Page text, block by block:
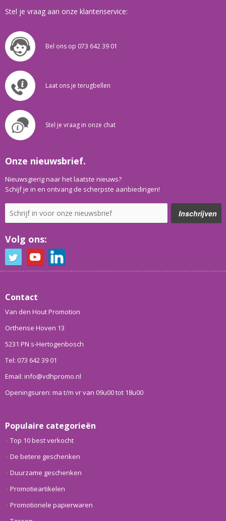
Stel je vraag aan onze klantenservice:
Bel ons op 073 642 39 01
Laat ons je terugbellen
Stel je vraag in onze chat
Onze nieuwsbrief.
Nieuwsgierig naar het laatste nieuws?
Schijf je in en ontvang de scherpste aanbiedingen!
Volg ons:
Contact
Van den Hout Promotion
Orthense Hoven 13
5231 PN s-Hertogenbosch
Tel: 073 642 39 01
Email: info@vdhpromo.nl
Openingsuren: ma t/m vr van 09u00 tot 18u00
Populaire categorieën
Top 10 best verkocht
De betere geschenken
Duurzame geschenken
Promotieartikelen
Promotionele papierwaren